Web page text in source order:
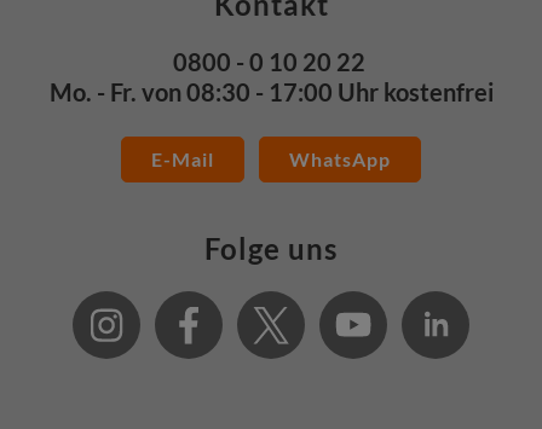
0800 - 0 10 20 22
Mo. - Fr. von 08:30 - 17:00 Uhr kostenfrei
E-Mail WhatsApp
Folge uns